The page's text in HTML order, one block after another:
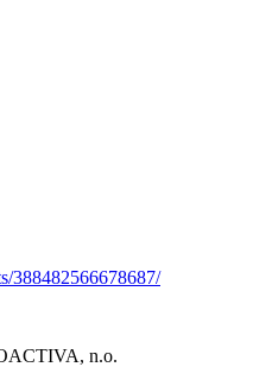
388482566678687/
n.o.